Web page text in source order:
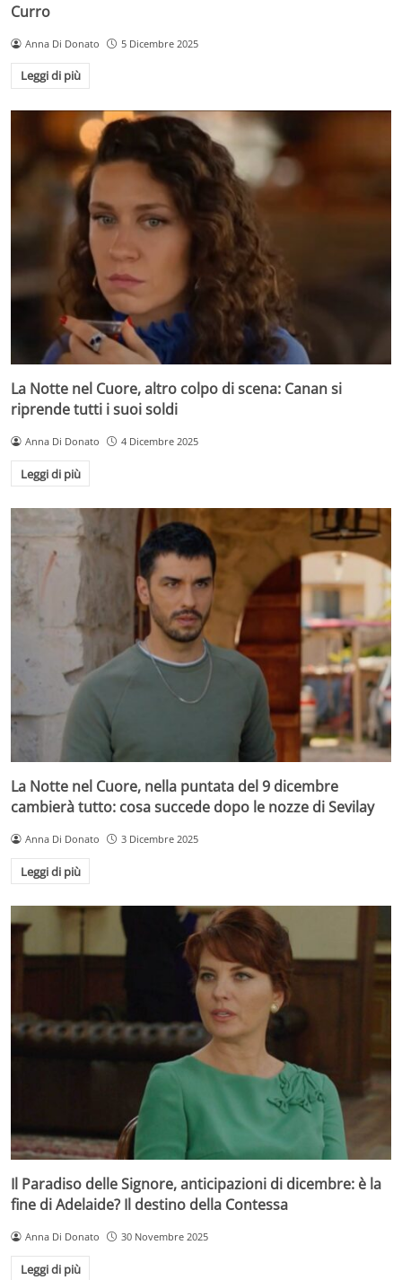
Curro
Anna Di Donato 5 Dicembre 2025
Leggi di più
La Notte nel Cuore, altro colpo di scena: Canan si
riprende tutti i suoi soldi
Anna Di Donato 4 Dicembre 2025
Leggi di più
La Notte nel Cuore, nella puntata del 9 dicembre
cambierà tutto: cosa succede dopo le nozze di Sevilay
Anna Di Donato 3 Dicembre 2025
Leggi di più
Il Paradiso delle Signore, anticipazioni di dicembre: è la
fine di Adelaide? Il destino della Contessa
Anna Di Donato 30 Novembre 2025
Leggi di più